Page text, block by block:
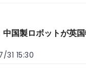
中国製ロボットが英
31 15:30